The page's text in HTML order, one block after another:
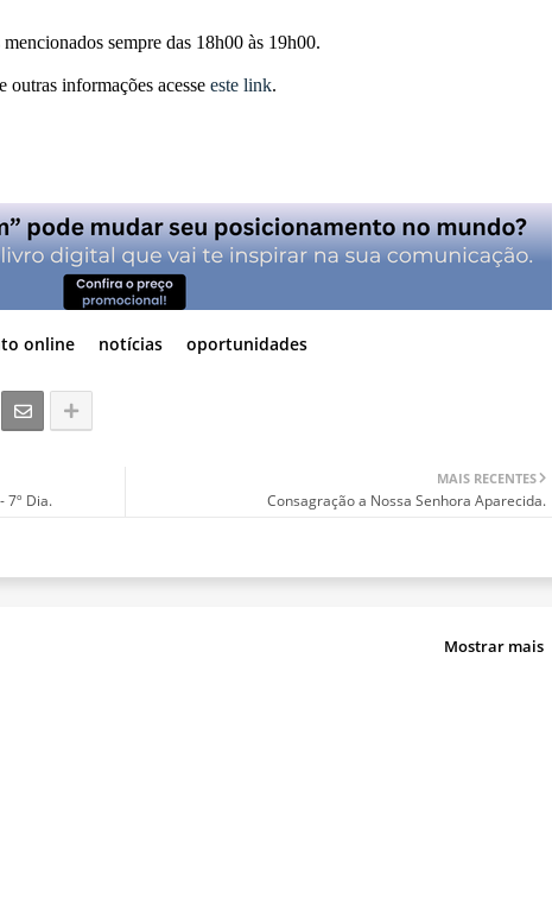
sempre das 18h00 às 19h00.
informações acesse este link.
online notícias oportunidades
MAIS RECENTES
Consagração a Nossa Senhora Aparecida.
7º Dia.
Mostrar mais